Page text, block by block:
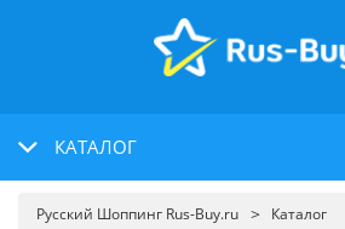
КАТАЛОГ
Русский Шоппинг Rus-Buy.ru
Каталог